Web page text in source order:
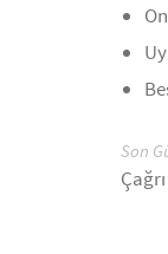
Son